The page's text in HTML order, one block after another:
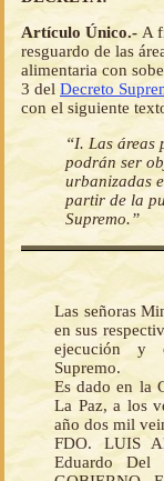
Artículo Único.-A
resguardo de las
alimentaria con
3 del Decreto
con el siguiente
“I. Las áreas
podrán ser
urbanizadas
partir de la
Supremo.”
Las señoras
en sus
ejecución y
Supremo.
Es dado en la
La Paz, a los
año dos mil
FDO. LUIS
Eduardo Del